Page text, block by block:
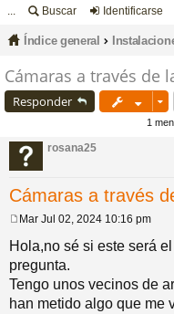
nl
es
rá
pi
do
s
o
s
s
a
o
s
... Buscar Identificarse
Índice general
Cámaras a través de
Responder
1
rosana25
Cámaras a través
e
n
s
a
j
e
Mar Jul 02, 2024 10:16 pm
Hola,no sé si este será
pregunta.
Tengo unos vecinos de
han metido algo que me